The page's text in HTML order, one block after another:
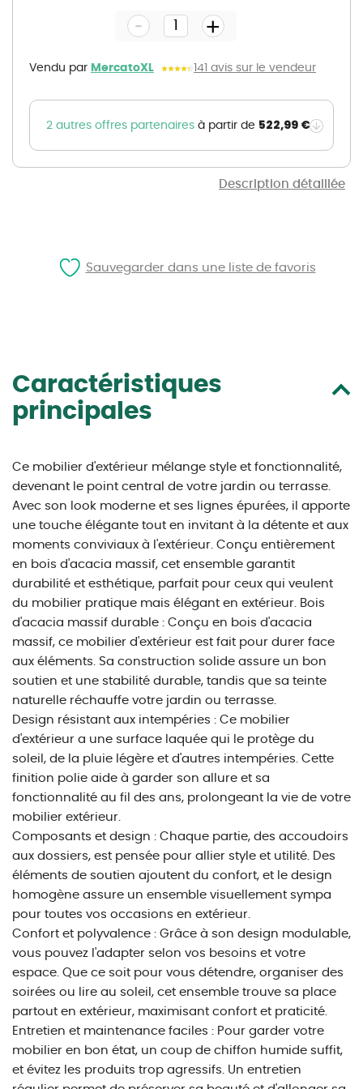
Description détaillée
gallery
Vendu par MercatoXL 141 avis sur le vendeur
- +
2 autres offres partenaires à partir de 522,99 €
Caractéristiques
principales
Ce mobilier d'extérieur mélange style et fonctionnalité,
devenant le point central de votre jardin ou terrasse.
Avec son look moderne et ses lignes épurées, il apporte
une touche élégante tout en invitant à la détente et aux
moments conviviaux à l'extérieur. Conçu entièrement
en bois d'acacia massif, cet ensemble garantit
durabilité et esthétique, parfait pour ceux qui veulent
du mobilier pratique mais élégant en extérieur. Bois
d'acacia massif durable : Conçu en bois d'acacia
massif, ce mobilier d'extérieur est fait pour durer face
aux éléments. Sa construction solide assure un bon
soutien et une stabilité durable, tandis que sa teinte
naturelle réchauffe votre jardin ou terrasse.
Design résistant aux intempéries : Ce mobilier
d'extérieur a une surface laquée qui le protège du
soleil, de la pluie légère et d'autres intempéries. Cette
finition polie aide à garder son allure et sa
fonctionnalité au fil des ans, prolongeant la vie de votre
mobilier extérieur.
Composants et design : Chaque partie, des accoudoirs
aux dossiers, est pensée pour allier style et utilité. Des
éléments de soutien ajoutent du confort, et le design
homogène assure un ensemble visuellement sympa
pour toutes vos occasions en extérieur.
Confort et polyvalence : Grâce à son design modulable,
vous pouvez l'adapter selon vos besoins et votre
espace. Que ce soit pour vous détendre, organiser des
soirées ou lire au soleil, cet ensemble trouve sa place
partout en extérieur, maximisant confort et praticité.
Entretien et maintenance faciles : Pour garder votre
mobilier en bon état, un coup de chiffon humide suffit,
et évitez les produits trop agressifs. Un entretien
Sauvegarder dans une liste de favoris